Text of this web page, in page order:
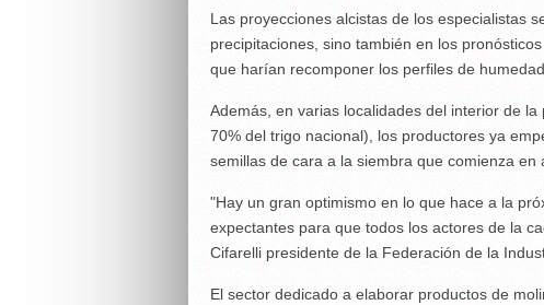
Las proyecciones alcistas de los especialistas
precipitaciones, sino también en los
que harían recomponer los perfiles de
Además, en varias localidades del interior de
70% del trigo nacional), los productores ya
semillas de cara a la siembra que comienza en
"Hay un gran optimismo en lo que hace a la
expectantes para que todos los actores de la
Cifarelli presidente de la Federación de la
El sector dedicado a elaborar productos de